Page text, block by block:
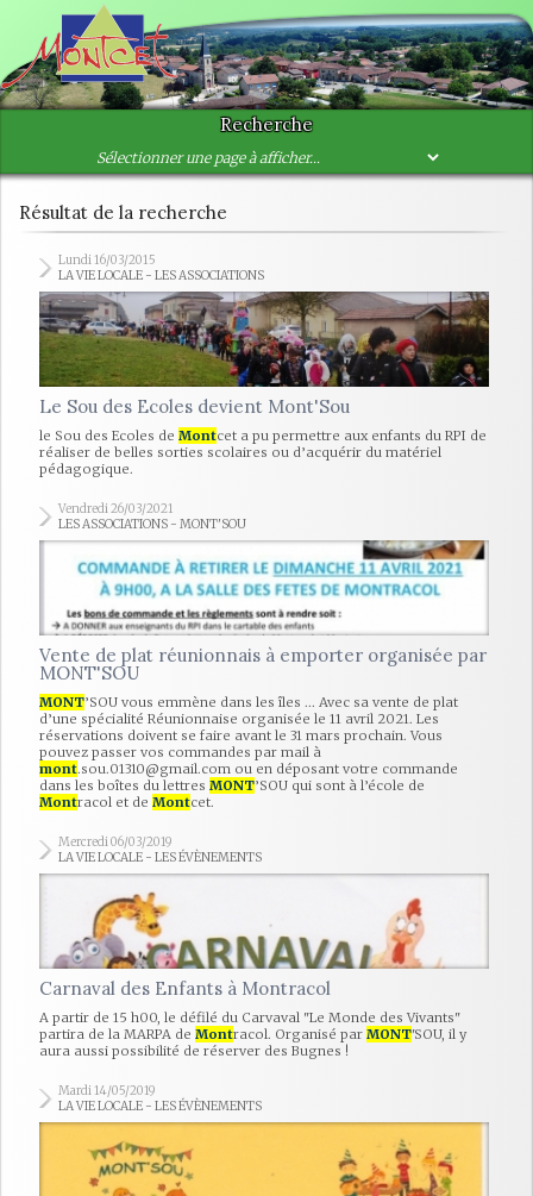
Recherche
Résultat de la recherche
Lundi 16/03/2015
LA VIE LOCALE - LES ASSOCIATIONS
Le Sou des Ecoles devient Mont'Sou
le Sou des Ecoles de Montcet a pu permettre aux enfants du RPI de
réaliser de belles sorties scolaires ou d’acquérir du matériel
pédagogique.
Vendredi 26/03/2021
LES ASSOCIATIONS - MONT'SOU
Vente de plat réunionnais à emporter organisée par
MONT'SOU
MONT’SOU vous emmène dans les îles ... Avec sa vente de plat
d’une spécialité Réunionnaise organisée le 11 avril 2021. Les
réservations doivent se faire avant le 31 mars prochain. Vous
pouvez passer vos commandes par mail à
mont.sou.01310@gmail.com ou en déposant votre commande
dans les boîtes du lettres MONT’SOU qui sont à l’école de
Montracol et de Montcet.
Mercredi 06/03/2019
LA VIE LOCALE - LES ÉVÈNEMENTS
Carnaval des Enfants à Montracol
A partir de 15 h00, le défilé du Carvaval "Le Monde des Vivants"
partira de la MARPA de Montracol. Organisé par MONT'SOU, il y
aura aussi possibilité de réserver des Bugnes !
Mardi 14/05/2019
LA VIE LOCALE - LES ÉVÈNEMENTS